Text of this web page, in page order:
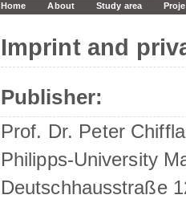
Home About Study area
Imprint and
Publisher:
Prof. Dr. Peter
Philipps-University
Deutschhausstraße